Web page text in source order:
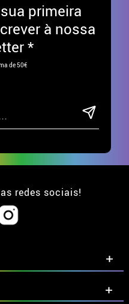
primeira
à nossa
*
de 50€
redes sociais!